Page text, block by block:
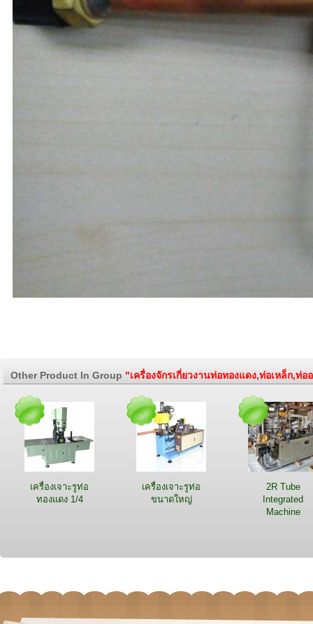
Other Product In Group "เครื่องจักรเกี่ยวงานท่อทองแดง,ท่อเหล็ก,ท่อ
เครื่องเจาะรูท่อ
ทองแดง 1/4
เครื่องเจาะรูท่อ
ขนาดใหญ่
2R Tube
Integrated
Machine